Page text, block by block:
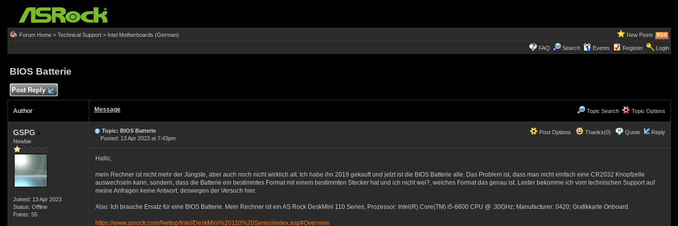
Forum Home> Technical Support> Intel Motherboards (German) New Posts
FAQ Search Events Register Login
BIOS Batterie
Post Reply
Author Message Topic Search Topic Options
GSPG
Newbie
Joined: 13 Apr 2023
Status: Offline
Points: 55
Post Options Thanks(0) Quote Reply
Topic: BIOS Batterie
Posted: 13 Apr 2023 at 7:43pm
Hallo,
mein Rechner ist nicht mehr der Jüngste, aber auch noch nicht wirklich alt. Ich habe ihn 2019 gekauft und jetzt ist die BIOS Batterie alle. Das Problem ist, dass man nicht einfach eine CR2032 Knopfzelle
auswechseln kann, sondern, dass die Batterie ein bestimmtes Format mit einem bestimmten Stecker hat und ich nicht wei?, welches Format das genau ist. Leider bekomme ich vom technischen Support auf
meine Anfragen keine Antwort, deswegen der Versuch hier.
Also: Ich brauche Ersatz für eine BIOS Batterie. Mein Rechner ist ein AS Rock DeskMini 110 Series, Prozessor: Intel(R) Core(TM) i5-6600 CPU @ .30GHz; Manufacturer: 0420; Grafikkarte Onboard.
https://www.asrock.com/Nettop/Intel/DeskMini%20110%20Series/index.asp#Overview